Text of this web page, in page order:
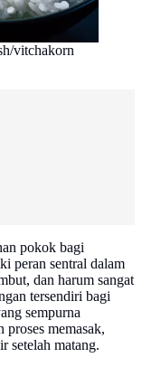
vitchakorn
pokok bagi
peran sentral dalam
dan harum sangat
tersendiri bagi
sempurna
proses memasak,
setelah matang.